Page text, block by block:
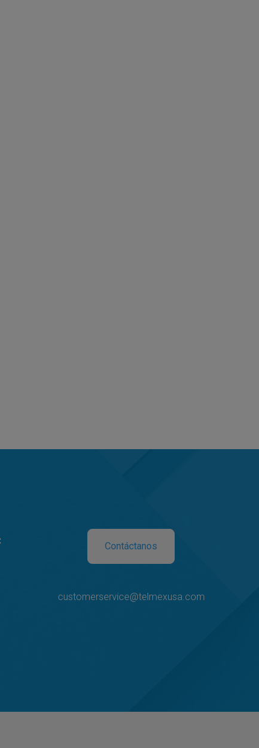
Contáctanos
customerservice@telmexusa.com